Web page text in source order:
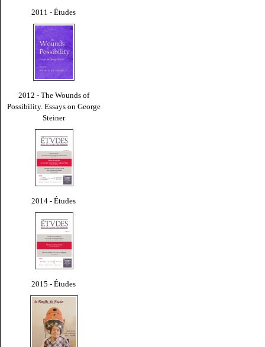
2011 - Études
2012 - The Wounds of
Possibility. Essays on George
Steiner
2014 - Études
2015 - Études